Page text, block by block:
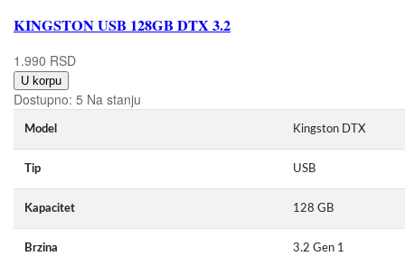
KINGSTON USB 128GB DTX 3.2
1.990 RSD
U korpu
Dostupno: 5 Na stanju
Model Kingston DTX
Tip USB
Kapacitet 128 GB
Brzina 3.2 Gen 1